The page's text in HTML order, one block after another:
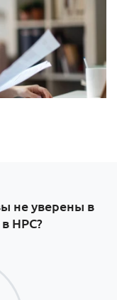
не уверены в
НРС?